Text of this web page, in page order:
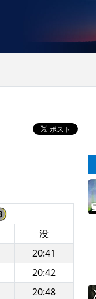
没
20:41
20:42
20:48